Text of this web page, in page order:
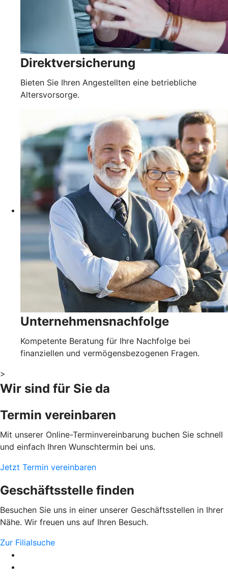
Direktversicherung
Bieten Sie Ihren Angestellten eine betriebliche
Altersvorsorge.
Unternehmensnachfolge
Kompetente Beratung für Ihre Nachfolge bei
finanziellen und vermögensbezogenen Fragen.
>
Wir sind für Sie da
Termin vereinbaren
Mit unserer Online-Terminvereinbarung buchen Sie schnell
und einfach Ihren Wunschtermin bei uns.
Jetzt Termin vereinbaren
Geschäftsstelle finden
Besuchen Sie uns in einer unserer Geschäftsstellen in Ihrer
Nähe. Wir freuen uns auf Ihren Besuch.
Zur Filialsuche